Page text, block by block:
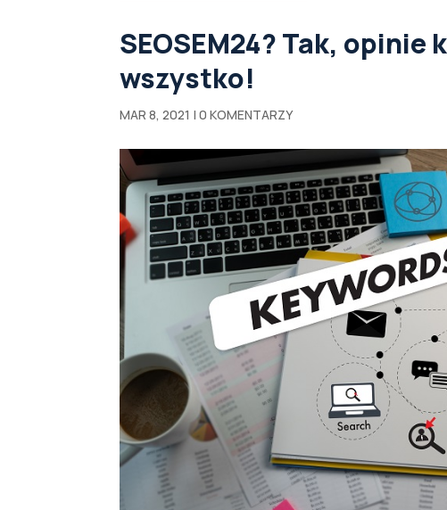
SEOSEM24? Tak, opinie
wszystko!
MAR 8, 2021 |0 KOMENTARZY